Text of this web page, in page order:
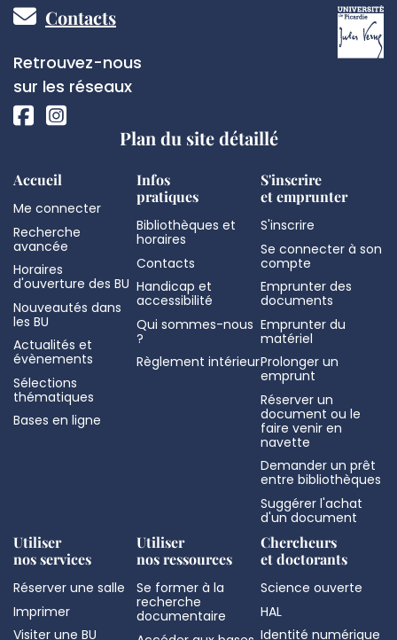
Pied
de
page
Contacts
Réseaux
sociaux
Retrouvez-nous
sur les réseaux
Plan du site détaillé
Accueil
Me connecter
Recherche
avancée
Horaires
d'ouverture des BU
Nouveautés dans
les BU
Actualités et
évènements
Sélections
thématiques
Bases en ligne
Infos
pratiques
Bibliothèques et
horaires
Contacts
Handicap et
accessibilité
Qui sommes-nous
?
Règlement intérieur
S'inscrire
et emprunter
S'inscrire
Se connecter à son
compte
Emprunter des
documents
Emprunter du
matériel
Prolonger un
emprunt
Réserver un
document ou le
faire venir en
navette
Demander un prêt
entre bibliothèques
Suggérer l'achat
d'un document
Utiliser
nos services
Réserver une salle
Imprimer
Visiter une BU
Utiliser
nos ressources
Se former à la
recherche
documentaire
Chercheurs
et doctorants
Science ouverte
HAL
Identité numérique